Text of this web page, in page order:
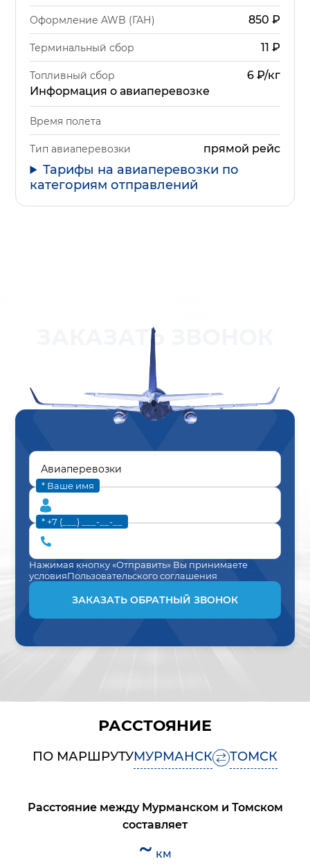
Оформление AWB (ГАН) 850 ₽
Терминальный сбор 11 ₽
Топливный сбор
6 ₽/кг
Информация о авиаперевозке
Время полета
Тип авиаперевозки прямой рейс
Тарифы на авиаперевозки по
категориям отправлений
ЗАКАЗАТЬ ЗВОНОК
* Ваше имя
* +7 (___) ___-__-__
Нажимая кнопку «Отправить» Вы принимаете
условияПользовательского соглашения
ЗАКАЗАТЬ ОБРАТНЫЙ ЗВОНОК
РАССТОЯНИЕ
ПО МАРШРУТУМУРМАНСК ТОМСК
Расстояние между Мурманском и Томском
составляет
~ км